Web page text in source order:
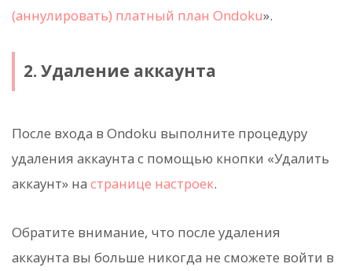
(аннулировать) платный план Ondoku».
2. Удаление аккаунта
После входа в Ondoku выполните процедуру
удаления аккаунта с помощью кнопки «Удалить
аккаунт» на странице настроек.
Обратите внимание, что после удаления
аккаунта вы больше никогда не сможете войти в